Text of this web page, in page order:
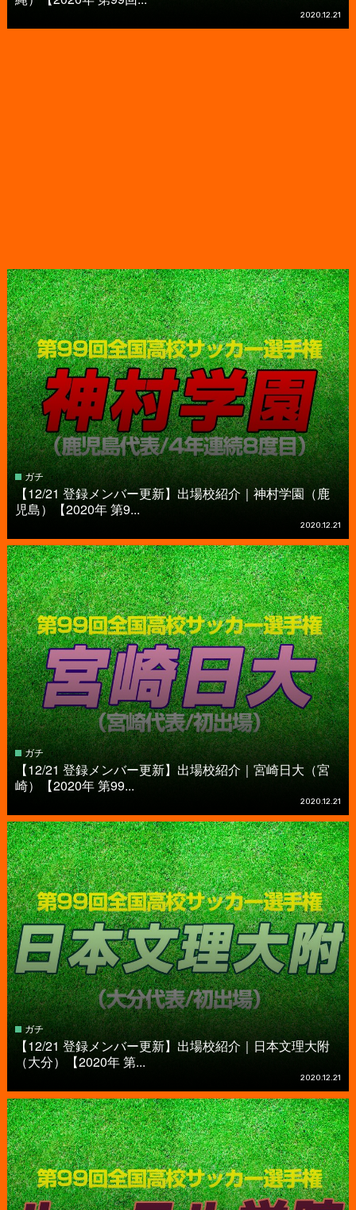
2020.12.21
ガチ
【12/21 登録メンバー更新】出場校紹介｜神村学園（鹿
児島）【2020年 第9...
2020.12.21
ガチ
【12/21 登録メンバー更新】出場校紹介｜宮崎日大（宮
崎）【2020年 第99...
2020.12.21
ガチ
【12/21 登録メンバー更新】出場校紹介｜日本文理大附
（大分）【2020年 第...
2020.12.21